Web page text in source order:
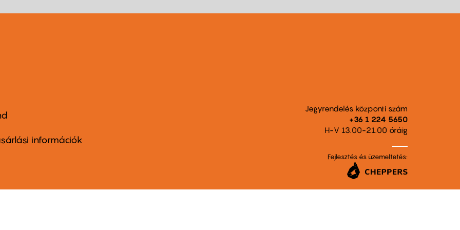
információk
Jegyrendelés központi szám
+36 1 224 5650
H-V 13.00-21.00 óráig
Fejlesztés és üzemeltetés: